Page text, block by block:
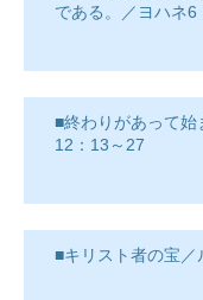
である。／ヨハネ6
■終わりがあって始
12：13～27
■キリスト者の宝